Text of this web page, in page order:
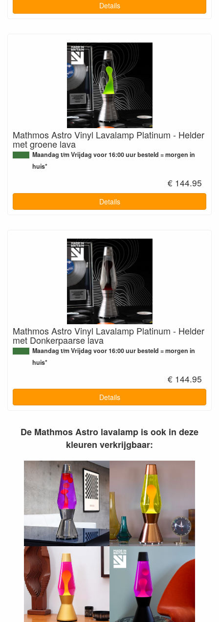
Details
Mathmos Astro Vinyl Lavalamp Platinum - Helder
met groene lava
Maandag t/m Vrijdag voor 16:00 uur besteld = morgen in
huis*
€ 144.95
Details
Mathmos Astro Vinyl Lavalamp Platinum - Helder
met Donkerpaarse lava
Maandag t/m Vrijdag voor 16:00 uur besteld = morgen in
huis*
€ 144.95
Details
De Mathmos Astro lavalamp is ook in deze
kleuren verkrijgbaar: